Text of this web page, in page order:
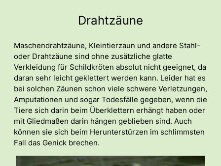
Drahtzäune
Maschendrahtzäune, Kleintierzaun und andere Stahl-
oder Drahtzäune sind ohne zusätzliche glatte
Verkleidung für Schildkröten absolut nicht geeignet, da
daran sehr leicht geklettert werden kann. Leider hat es
bei solchen Zäunen schon viele schwere Verletzungen,
Amputationen und sogar Todesfälle gegeben, wenn die
Tiere sich darin beim Überklettern erhängt haben oder
mit Gliedmaßen darin hängen geblieben sind. Auch
können sie sich beim Herunterstürzen im schlimmsten
Fall das Genick brechen.